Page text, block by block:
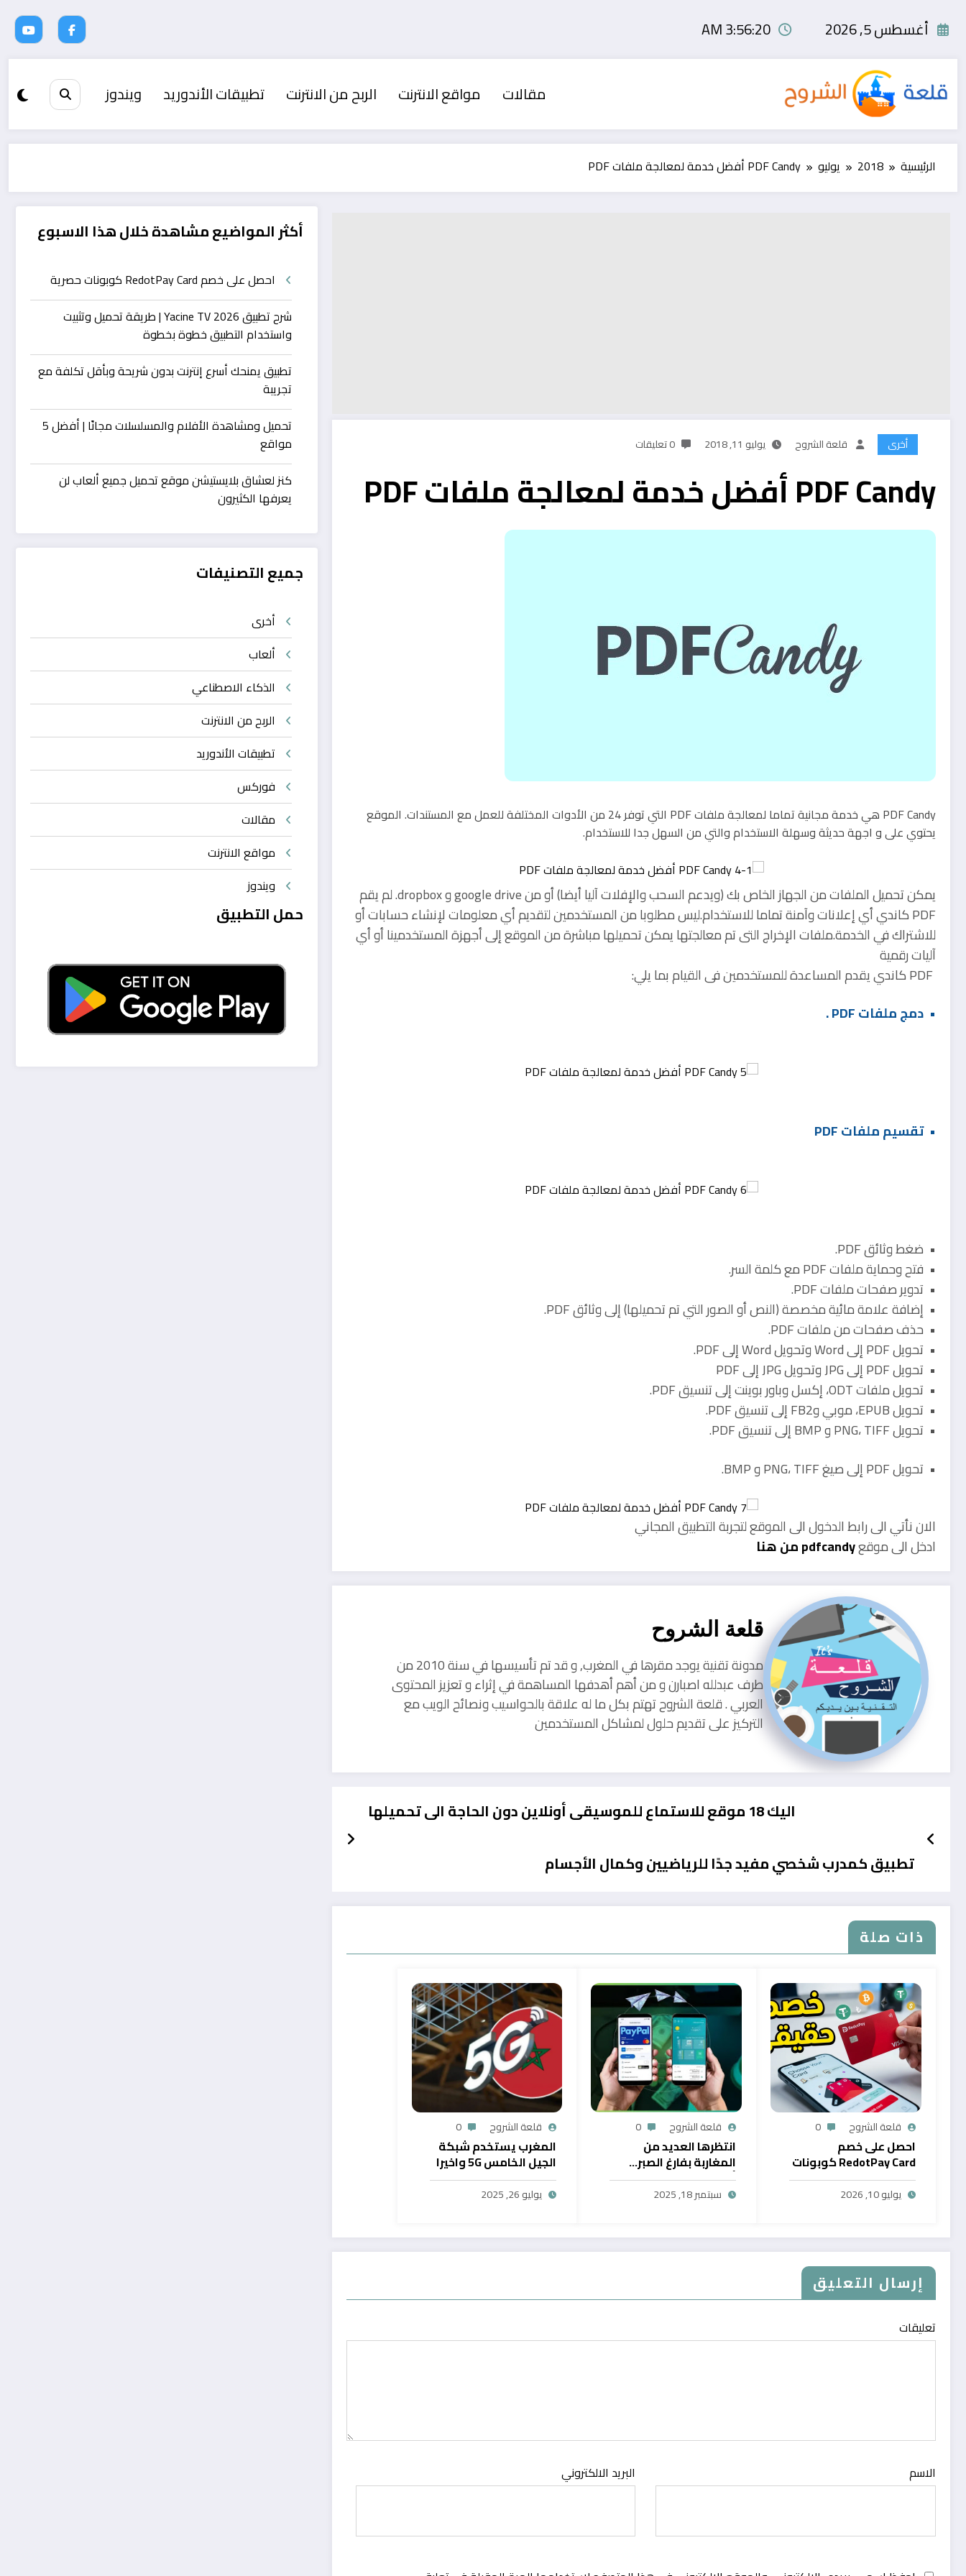
أغسطس 5, 2026 3:56:21 AM
مقالات مواقع الانترنت الربح من الانترنت تطبيقات الأندوريد ويندوز
الرئيسية 2018 يوليو PDF Candy أفضل خدمة لمعالجة ملفات PDF
أخرى قلعة الشروح يوليو 11, 2018 0 تعليقات
PDF Candy أفضل خدمة لمعالجة ملفات PDF
PDF Candy هي خدمة مجانية تماما لمعالجة ملفات PDF التي توفر 24 من الأدوات المختلفة للعمل مع المستندات. الموقع
يحتوي على و اجهة حديثة وسهلة الاستخدام والتي من السهل جدا للاستخدام.
يمكن تحميل الملفات من الجهاز الخاص بك (ويدعم السحب والإفلات آليا أيضا) أو من google drive و dropbox. لم يقم
PDF كاندي أي إعلانات وآمنة تماما للاستخدام.ليس مطلوبا من المستخدمين لتقديم أي معلومات لإنشاء حسابات أو
للاشتراك في الخدمة.ملفات الإخراج التى تم معالجتها يمكن تحميلها مباشرة من الموقع إلى أجهزة المستخدمينا أو أي
آليات رقمية
• دمج ملفات PDF .
• تقسيم ملفات PDF
• ضغط وثائق PDF.
• فتح وحماية ملفات PDF مع كلمة السر.
• تدوير صفحات ملفات PDF.
• إضافة علامة مائية مخصصة (النص أو الصور التي تم تحميلها) إلى وثائق PDF.
• حذف صفحات من ملفات PDF.
• تحويل PDF إلى Word وتحويل Word إلى PDF.
• تحويل PDF إلى JPG وتحويل JPG إلى PDF
• تحويل ملفات ODT، إكسل وباور بوينت إلى تنسيق PDF.
• تحويل EPUB، موبي وFB2 إلى تنسيق PDF.
• تحويل PNG، TIFF و BMP إلى تنسيق PDF.
• تحويل PDF إلى صيغ PNG، TIFF و BMP.
الان نأتي الى رابط الدخول الى الموقع لتجربة التطبيق المجاني
ادخل الى موقعpdfcandy من هنا
قلعة الشروح
مدونة تقنية يوجد مقرها في المغرب, و قد تم تأسيسها في سنة 2010 من
طرف عبدلله اصبارن و من أهم أهدفها المساهمة في إثراء و تعزيز المحتوى
العربي . قلعة الشروح تهتم بكل ما له علاقة بالحواسيب ونصائح الويب مع
التركيز على تقديم حلول لمشاكل المستخدمين
اليك 18 موقع للاستماع للموسيقى أونلاين دون الحاجة الى تحميلها
تطبيق كمدرب شخصي مفيد جدًا للرياضيين وكمال الأجسام
ذات صلة
قلعة الشروح 0
احصل على خصم
RedotPay Card كوبونات
حصرية
يوليو 10, 2026
قلعة الشروح 0
انتظرها العديد من
المغاربة بفارغ الصبر…
أول خدمة رقمية تتيح
سحب الرصيد من بايبال
سبتمبر 18, 2025
قلعة الشروح 0
المغرب يستخدم شبكة
الجيل الخامس 5G واخيرا
يوليو 26, 2025
إرسال التعليق
تعليقات
الاسم البريد الالكتروني
أكثر المواضيع مشاهدة خلال هذا الاسبوع
احصل على خصم RedotPay Card كوبونات حصرية
شرح تطبيق Yacine TV 2026 | طريقة تحميل وتثبيت
واستخدام التطبيق خطوة بخطوة
تطبيق يمنحك أسرع إنترنت بدون شريحة وبأقل تكلفة مع
تجريبة
تحميل ومشاهدة الأفلام والمسلسلات مجانًا | أفضل 5
مواقع
كنز لعشاق بلايستيشن موقع تحميل جميع ألعاب لن
يعرفها الكثيرون
جميع التصنيفات
أخرى
ألعاب
الذكاء الاصطناعي
الربح من الانترنت
تطبيقات الأندوريد
فوركس
مقالات
مواقع الانترنت
ويندوز
حمل التطبيق